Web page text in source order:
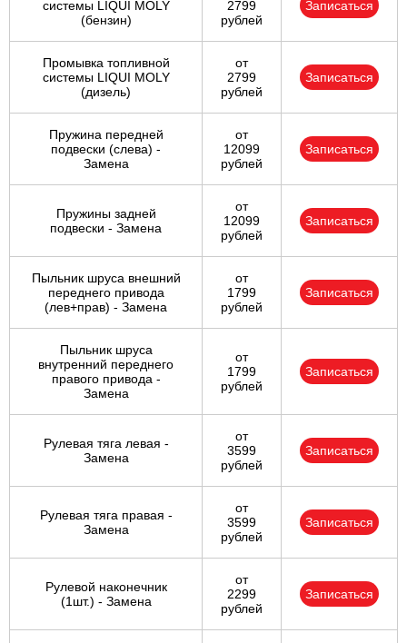
системы LIQUI MOLY
(бензин)
2799
рублей
Записаться
Промывка топливной
системы LIQUI MOLY
(дизель)
от
2799
рублей
Записаться
Пружина передней
подвески (слева) -
Замена
от
12099
рублей
Записаться
Пружины задней
подвески - Замена
от
12099
рублей
Записаться
Пыльник шруса внешний
переднего привода
(лев+прав) - Замена
от
1799
рублей
Записаться
Пыльник шруса
внутренний переднего
правого привода -
Замена
от
1799
рублей
Записаться
Рулевая тяга левая -
Замена
от
3599
рублей
Записаться
Рулевая тяга правая -
Замена
от
3599
рублей
Записаться
Рулевой наконечник
(1шт.) - Замена
от
2299
рублей
Записаться